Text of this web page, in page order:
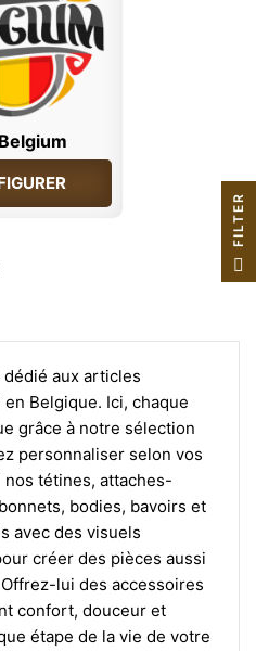
aux articles
Belgique. Ici, chaque
grâce à notre sélection
personnaliser selon vos
tétines, attaches-
bodies, bavoirs et
avec des visuels
créer des pièces aussi
lui des accessoires
confort, douceur et
étape de la vie de votre
R